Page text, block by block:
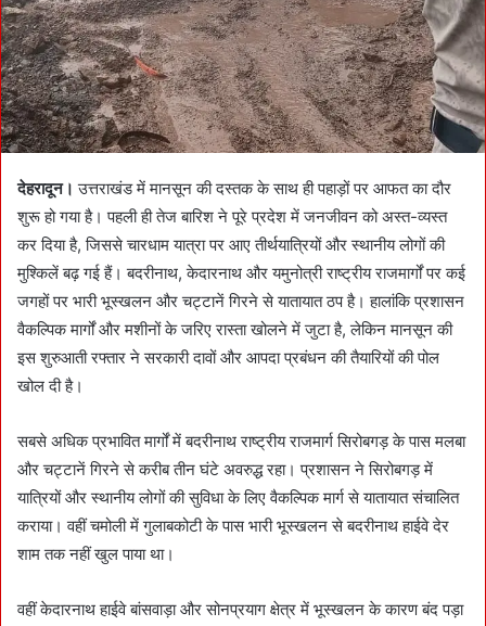
a
i
l
देहरादून। उत्तराखंड में मानसून की दस्तक के साथ ही पहाड़ों पर आफत का दौर
शुरू हो गया है। पहली ही तेज बारिश ने पूरे प्रदेश में जनजीवन को अस्त-व्यस्त
कर दिया है, जिससे चारधाम यात्रा पर आए तीर्थयात्रियों और स्थानीय लोगों की
मुश्किलें बढ़ गई हैं। बदरीनाथ, केदारनाथ और यमुनोत्री राष्ट्रीय राजमार्गों पर कई
जगहों पर भारी भूस्खलन और चट्टानें गिरने से यातायात ठप है। हालांकि प्रशासन
वैकल्पिक मार्गों और मशीनों के जरिए रास्ता खोलने में जुटा है, लेकिन मानसून की
इस शुरुआती रफ्तार ने सरकारी दावों और आपदा प्रबंधन की तैयारियों की पोल
खोल दी है।
सबसे अधिक प्रभावित मार्गों में बदरीनाथ राष्ट्रीय राजमार्ग सिरोबगड़ के पास मलबा
और चट्टानें गिरने से करीब तीन घंटे अवरुद्ध रहा। प्रशासन ने सिरोबगड़ में
यात्रियों और स्थानीय लोगों की सुविधा के लिए वैकल्पिक मार्ग से यातायात संचालित
कराया। वहीं चमोली में गुलाबकोटी के पास भारी भूस्खलन से बदरीनाथ हाईवे देर
शाम तक नहीं खुल पाया था।
वहीं केदारनाथ हाईवे बांसवाड़ा और सोनप्रयाग क्षेत्र में भूस्खलन के कारण बंद पड़ा